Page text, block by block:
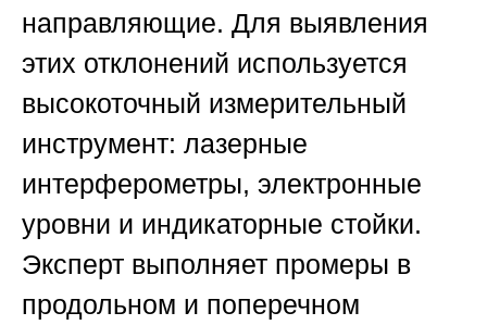
направляющие. Для выявления
этих отклонений используется
высокоточный измерительный
инструмент: лазерные
интерферометры, электронные
уровни и индикаторные стойки.
Эксперт выполняет промеры в
продольном и поперечном